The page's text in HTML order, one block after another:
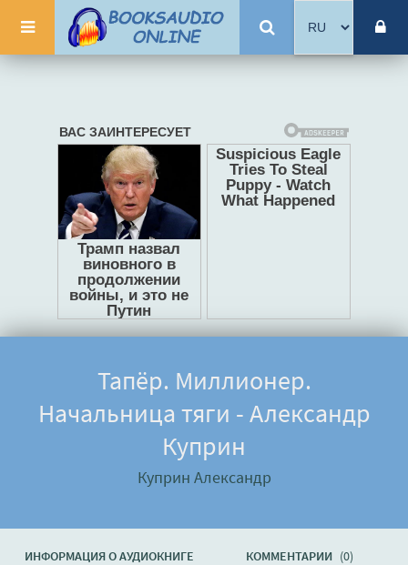
Тапёр. Миллионер.
Начальница тяги - Александр
Куприн
Куприн Александр
ИНФОРМАЦИЯ О АУДИОКНИГЕ КОММЕНТАРИИ (0)